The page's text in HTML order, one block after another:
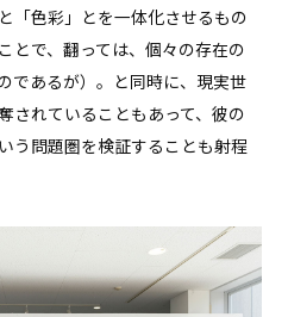
「色彩」とを一体化させるもの
とで、翻っては、個々の存在の
であるが）。と同時に、現実世
されていることもあって、彼の
う問題圏を検証することも射程